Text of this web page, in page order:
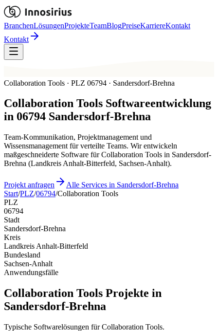
BranchenLösungenProjekteTeamBlogPreiseKarriereKontakt
Kontakt
Collaboration Tools · PLZ 06794 · Sandersdorf-Brehna
Collaboration Tools Softwareentwicklung
in 06794 Sandersdorf-Brehna
Team-Kommunikation, Projektmanagement und
Wissensmanagement für verteilte Teams. Wir entwickeln
maßgeschneiderte Software für Collaboration Tools in Sandersdorf-
Brehna (Landkreis Anhalt-Bitterfeld, Sachsen-Anhalt).
Projekt anfragen
Alle Services in Sandersdorf-Brehna
Start/PLZ/06794/Collaboration Tools
PLZ
06794
Stadt
Sandersdorf-Brehna
Kreis
Landkreis Anhalt-Bitterfeld
Bundesland
Sachsen-Anhalt
Anwendungsfälle
Collaboration Tools Projekte in
Sandersdorf-Brehna
Typische Softwarelösungen für Collaboration Tools.